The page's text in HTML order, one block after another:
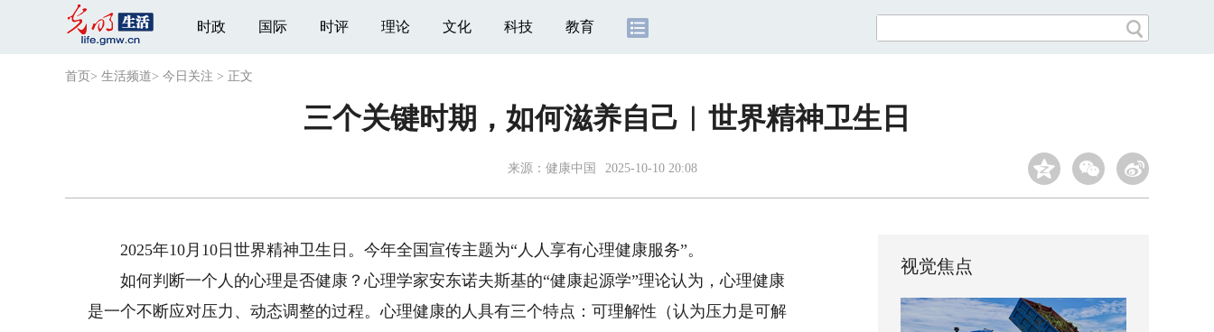
时政 国际 时评 理论 文化 科技 教育
首页 > 生活频道> 今日关注 > 正文
三个关键时期，如何滋养自己︱世界精神卫生日
来源： 健康中国 2025-10-10 20:08
2025年10月10日世界精神卫生日。今年全国宣传主题为“人人享有心理健康服务”。
如何判断一个人的心理是否健康？心理学家安东诺夫斯基的“健康起源学”理论认为，心理健康
是一个不断应对压力、动态调整的过程。心理健康的人具有三个特点：可理解性（认为压力是可解
视觉焦点